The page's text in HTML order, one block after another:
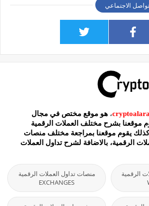
الاجتماعي
، هو موقع مختص في مجال
موقعنا بشرح مختلف العملات الرقمية
وكذلك يقوم موقعنا بمراجعة مختلف منصات
الرقمية، بالاضافة لشرح تداول العملات
الرقمية
منصات تداول العملات الرقمية
EXCHANGES